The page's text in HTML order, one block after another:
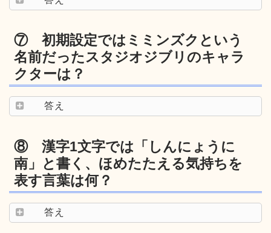
⑦ 初期設定ではミミンズクという
名前だったスタジオジブリのキャラ
クターは？
答え
⑧ 漢字1文字では「しんにょうに
南」と書く、ほめたたえる気持ちを
表す言葉は何？
答え